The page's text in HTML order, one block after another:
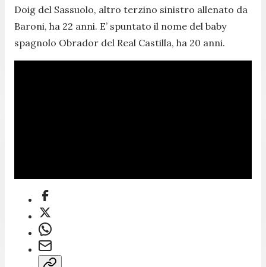
Doig del Sassuolo, altro terzino sinistro allenato da
Baroni, ha 22 anni. E’ spuntato il nome del baby
spagnolo Obrador del Real Castilla, ha 20 anni.